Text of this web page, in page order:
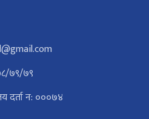
७९/७९
दर्ता न: ०००७४